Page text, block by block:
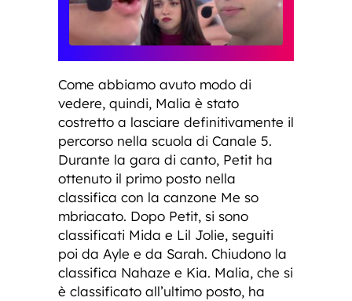
Come abbiamo avuto modo di
vedere, quindi, Malia è stato
costretto a lasciare definitivamente il
percorso nella scuola di Canale 5.
Durante la gara di canto, Petit ha
ottenuto il primo posto nella
classifica con la canzone Me so
mbriacato. Dopo Petit, si sono
classificati Mida e Lil Jolie, seguiti
poi da Ayle e da Sarah. Chiudono la
classifica Nahaze e Kia. Malia, che si
è classificato all’ultimo posto, ha